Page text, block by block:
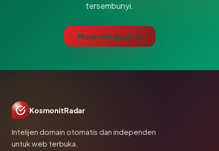
tersembunyi.
Mulai cek gratis →
KosmonitRadar
Intelijen domain otomatis dan independen
untuk web terbuka.